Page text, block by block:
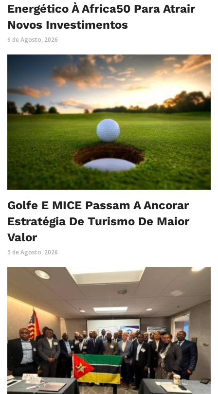
Energético À Africa50 Para Atrair
Novos Investimentos
6 de Agosto, 2026
Golfe E MICE Passam A Ancorar
Estratégia De Turismo De Maior
Valor
5 de Agosto, 2026